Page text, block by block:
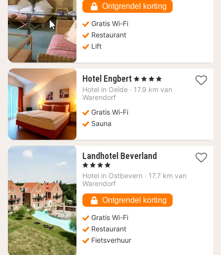
€
Ontgrendel korting
Gratis Wi-Fi
Restaurant
Lift
Hotel Engbert 1
nacht
, 4 Sterren
Hotel in Oelde · 17.9 km van
Warendorf
Gratis Wi-Fi
Sauna
Landhotel Beverland1
vanaf
, 4 Sterren
Hotel in Ostbevern · 17.7 km van
Warendorf
Ontgrendel korting
Gratis Wi-Fi
Restaurant
Fietsverhuur